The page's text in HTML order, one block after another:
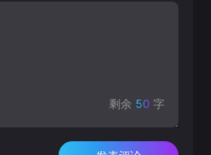
剩余 50 字